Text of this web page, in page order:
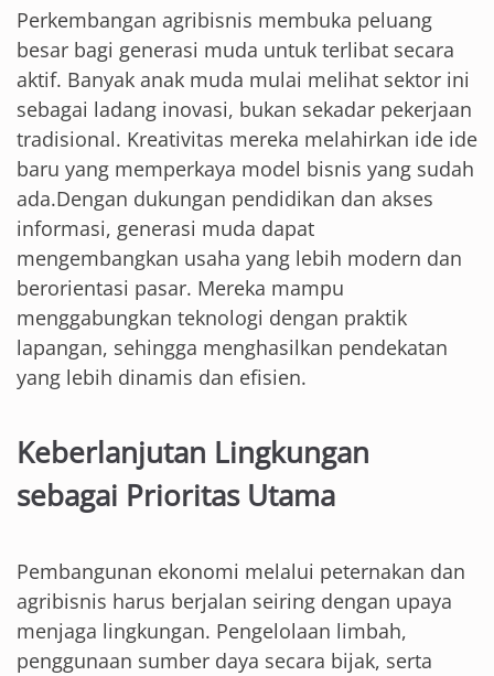
Perkembangan agribisnis membuka peluang
besar bagi generasi muda untuk terlibat secara
aktif. Banyak anak muda mulai melihat sektor ini
sebagai ladang inovasi, bukan sekadar pekerjaan
tradisional. Kreativitas mereka melahirkan ide ide
baru yang memperkaya model bisnis yang sudah
ada.Dengan dukungan pendidikan dan akses
informasi, generasi muda dapat
mengembangkan usaha yang lebih modern dan
berorientasi pasar. Mereka mampu
menggabungkan teknologi dengan praktik
lapangan, sehingga menghasilkan pendekatan
yang lebih dinamis dan efisien.
Keberlanjutan Lingkungan
sebagai Prioritas Utama
Pembangunan ekonomi melalui peternakan dan
agribisnis harus berjalan seiring dengan upaya
menjaga lingkungan. Pengelolaan limbah,
penggunaan sumber daya secara bijak, serta